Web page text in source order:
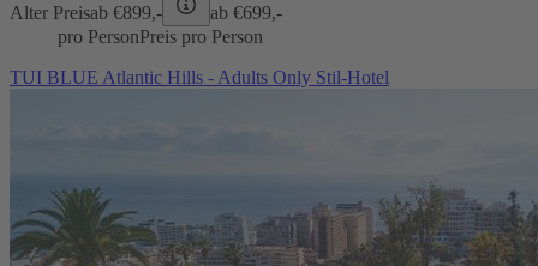
Alter Preisab €899,- ab €699,-
pro PersonPreis pro Person
TUI BLUE Atlantic Hills - Adults Only Stil-Hotel